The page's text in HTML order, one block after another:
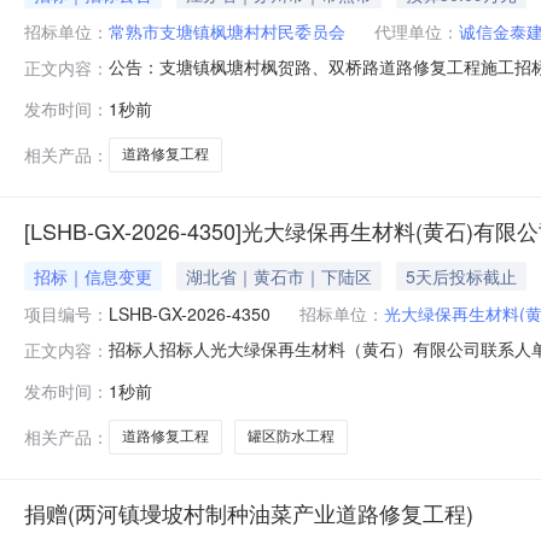
招标单位： 常熟市支塘镇枫塘村村民委员会 代理单位： 诚信金泰
正文内容： 公告：支塘镇枫塘村枫贺路、双桥路道路修复工程施工
理机构）对该项目支塘镇枫塘村枫贺路、双桥路道路修
建设地点：常熟市支塘镇枫塘村2
发布时间： 1秒前
相关产品：
道路修复工程
[LSHB-GX-2026-4350]光大绿保再生材料(黄石)有限
招标｜信息变更 湖北省｜黄石市｜下陆区
5天后投标截止
项目编号： LSHB-GX-2026-4350 招标单位： 光大绿保再生材料(
正文内容： 招标人招标人光大绿保再生材料（黄石）有限公司联系
发布时间： 1秒前
相关产品：
道路修复工程 罐区防水工程
捐赠(两河镇墁坡村制种油菜产业道路修复工程)